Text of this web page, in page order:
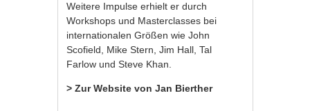
Weitere Impulse erhielt er durch
Workshops und Masterclasses bei
internationalen Größen wie John
Scofield, Mike Stern, Jim Hall, Tal
Farlow und Steve Khan.
> Zur Website von Jan Bierther